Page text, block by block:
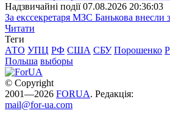
Надзвичайні події 07.08.2026 20:36:03
За екссекретаря МЗС Банькова внесли
Читати
Теги
АТО УПЦ РФ США СБУ Порошенко
Польша выборы
© Copyright
2001—2026 FORUA. Редакція:
mail@for-ua.com